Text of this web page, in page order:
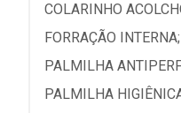
COLARINHO
FORRAÇÃO INTERNA;
PALMILHA
PALMILHA